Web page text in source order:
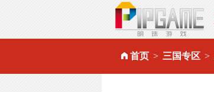
首页 三国专区